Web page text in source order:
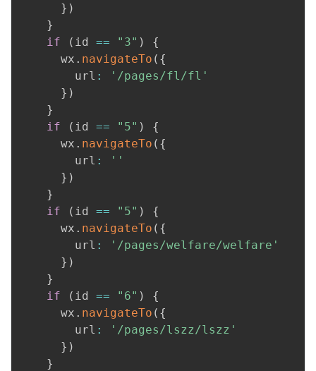
} )
}
if
( id == "3" )
{
      wx
. navigateTo ( {
        url
:
'/pages/fl/fl'
} )
}
if
( id == "5" )
{
      wx
. navigateTo ( {
        url
:
''
} )
}
if
( id == "5" )
{
      wx
. navigateTo ( {
        url
:
'/pages/welfare/welfare'
} )
}
if
( id == "6" )
{
      wx
. navigateTo ( {
        url
:
'/pages/lszz/lszz'
} )
}